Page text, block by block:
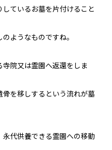
ているお墓を片付けること
ようなものですね。
院又は霊園へ返還をしま
を移しするという流れが墓
代供養できる霊園への移動